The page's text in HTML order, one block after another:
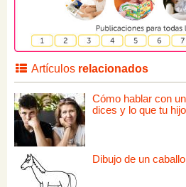
Artículos relacionados
Cómo hablar con
dices y lo que tu
Dibujo de un